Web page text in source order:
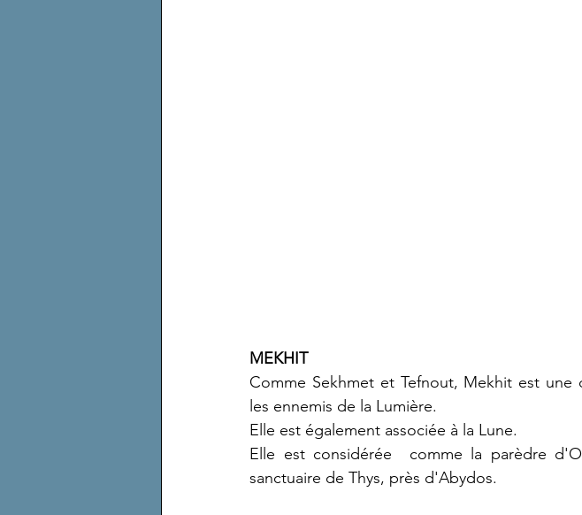
MEKHIT
Comme Sekhmet et Tefnout, Mekhit est
les ennemis de la Lumière.
Elle est également associée à la Lune.
Elle est considérée  comme la parèdre
sanctuaire de Thys, près d'Abydos.